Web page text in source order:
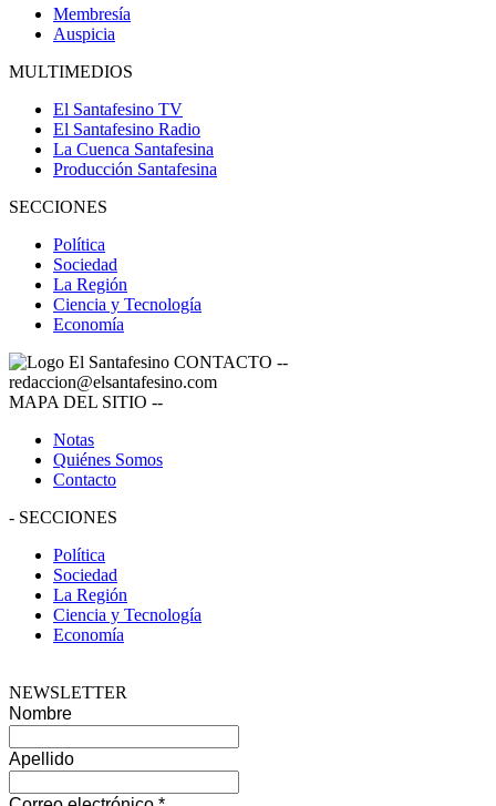
Membresía
Auspicia
MULTIMEDIOS
El Santafesino TV
El Santafesino Radio
La Cuenca Santafesina
Producción Santafesina
SECCIONES
Política
Sociedad
La Región
Ciencia y Tecnología
Economía
CONTACTO --
redaccion@elsantafesino.com
MAPA DEL SITIO --
Notas
Quiénes Somos
Contacto
- SECCIONES
Política
Sociedad
La Región
Ciencia y Tecnología
Economía
NEWSLETTER
Nombre
Apellido